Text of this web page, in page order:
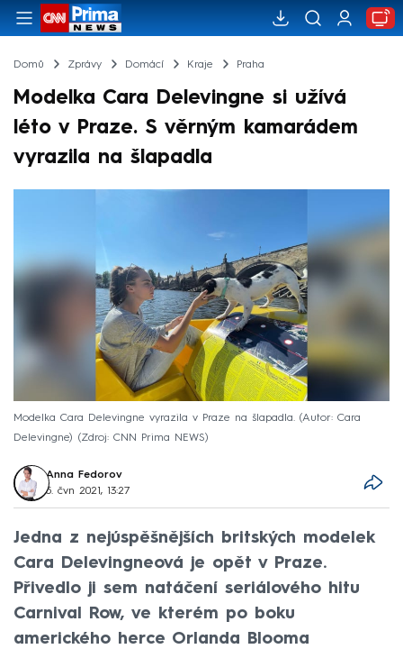
Domů Zprávy Domácí Kraje Praha
Modelka Cara Delevingne si užívá
léto v Praze. S věrným kamarádem
vyrazila na šlapadla
Modelka Cara Delevingne vyrazila v Praze na šlapadla. (Autor: Cara
Delevingne)
Zdroj: CNN Prima NEWS
Anna Fedorov
5. čvn 2021, 13:27
Jedna z nejúspěšnějších britských modelek
Cara Delevingneová je opět v Praze.
Přivedlo ji sem natáčení seriálového hitu
Carnival Row, ve kterém po boku
amerického herce Orlanda Blooma